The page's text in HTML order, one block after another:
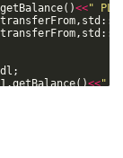
getBalance( )<<"
transferFrom , std ::
transferFrom , std ::
;
.getBalance( )<<"